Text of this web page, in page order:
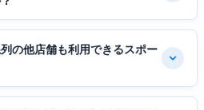
の他店舗も利用できるスポー